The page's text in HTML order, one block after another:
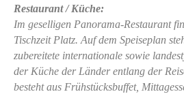
Restaurant / Küche:
Im geselligen Panorama-Restaurant
Tischzeit Platz. Auf dem Speiseplan
zubereitete internationale sowie
der Küche der Länder entlang der
besteht aus Frühstücksbuffet,